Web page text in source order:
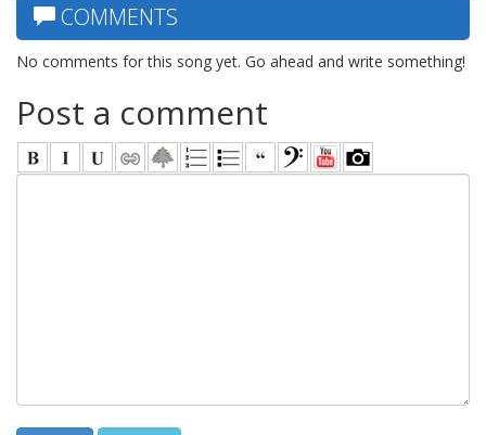
COMMENTS
No comments for this song yet. Go ahead and write something!
Post a comment